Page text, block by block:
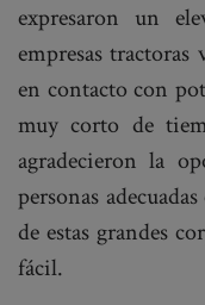
expresaron un
empresas
en contacto con
muy corto de
agradecieron la
personas
de estas grandes
fácil.